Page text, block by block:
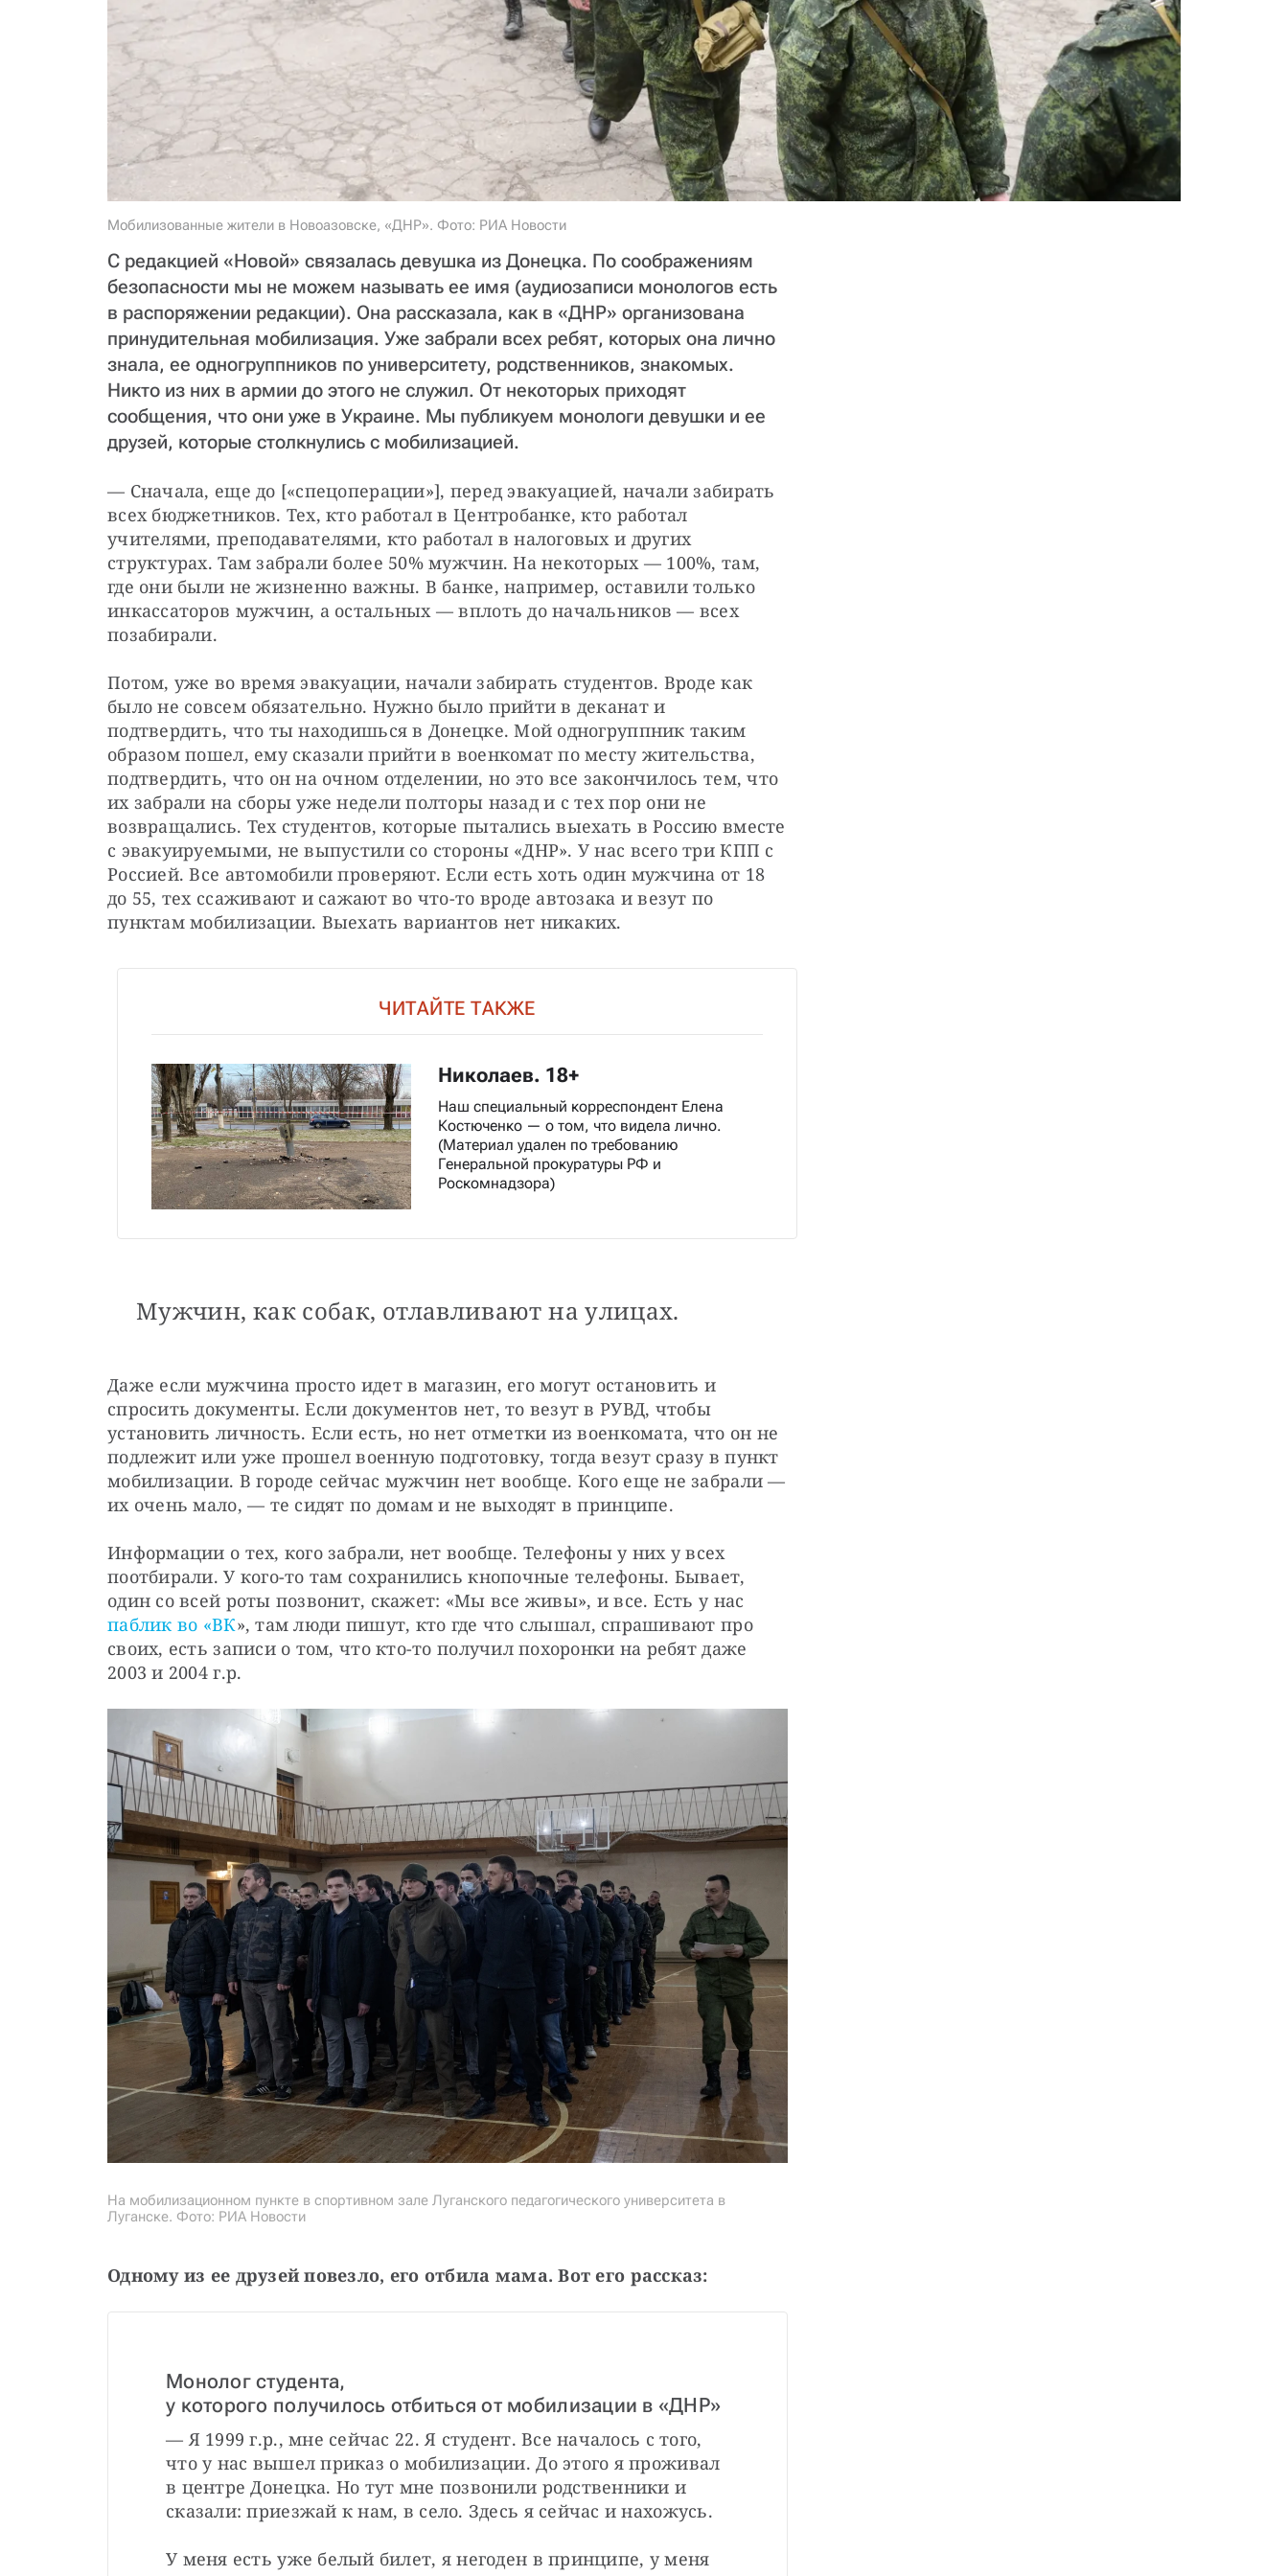
Мобилизованные жители в Новоазовске, «ДНР». Фото: РИА Новости
С редакцией «Новой» связалась девушка из Донецка. По соображениям
безопасности мы не можем называть ее имя (аудиозаписи монологов есть
в распоряжении редакции). Она рассказала, как в «ДНР» организована
принудительная мобилизация. Уже забрали всех ребят, которых она лично
знала, ее одногруппников по университету, родственников, знакомых.
Никто из них в армии до этого не служил. От некоторых приходят
сообщения, что они уже в Украине. Мы публикуем монологи девушки и ее
друзей, которые столкнулись с мобилизацией.
— Сначала, еще до [«спецоперации»], перед эвакуацией, начали забирать
всех бюджетников. Тех, кто работал в Центробанке, кто работал
учителями, преподавателями, кто работал в налоговых и других
структурах. Там забрали более 50% мужчин. На некоторых — 100%, там,
где они были не жизненно важны. В банке, например, оставили только
инкассаторов мужчин, а остальных — вплоть до начальников — всех
позабирали.
Потом, уже во время эвакуации, начали забирать студентов. Вроде как
было не совсем обязательно. Нужно было прийти в деканат и
подтвердить, что ты находишься в Донецке. Мой одногруппник таким
образом пошел, ему сказали прийти в военкомат по месту жительства,
подтвердить, что он на очном отделении, но это все закончилось тем, что
их забрали на сборы уже недели полторы назад и с тех пор они не
возвращались. Тех студентов, которые пытались выехать в Россию вместе
с эвакуируемыми, не выпустили со стороны «ДНР». У нас всего три КПП с
Россией. Все автомобили проверяют. Если есть хоть один мужчина от 18
до 55, тех ссаживают и сажают во что-то вроде автозака и везут по
пунктам мобилизации. Выехать вариантов нет никаких.
ЧИТАЙТЕ ТАКЖЕ
Николаев. 18+
Наш специальный корреспондент Елена
Костюченко — о том, что видела лично.
(Материал удален по требованию
Генеральной прокуратуры РФ и
Роскомнадзора)
Мужчин, как собак, отлавливают на улицах.
Даже если мужчина просто идет в магазин, его могут остановить и
спросить документы. Если документов нет, то везут в РУВД, чтобы
установить личность. Если есть, но нет отметки из военкомата, что он не
подлежит или уже прошел военную подготовку, тогда везут сразу в пункт
мобилизации. В городе сейчас мужчин нет вообще. Кого еще не забрали —
их очень мало, — те сидят по домам и не выходят в принципе.
Информации о тех, кого забрали, нет вообще. Телефоны у них у всех
поотбирали. У кого-то там сохранились кнопочные телефоны. Бывает,
один со всей роты позвонит, скажет: «Мы все живы», и все. Есть у нас
паблик во «ВК», там люди пишут, кто где что слышал, спрашивают про
своих, есть записи о том, что кто-то получил похоронки на ребят даже
2003 и 2004 г.р.
На мобилизационном пункте в спортивном зале Луганского педагогического университета в
Луганске. Фото: РИА Новости
Одному из ее друзей повезло, его отбила мама. Вот его рассказ:
Монолог студента,
у которого получилось отбиться от мобилизации в «ДНР»
— Я 1999 г.р., мне сейчас 22. Я студент. Все началось с того,
что у нас вышел приказ о мобилизации. До этого я проживал
в центре Донецка. Но тут мне позвонили родственники и
сказали: приезжай к нам, в село. Здесь я сейчас и нахожусь.
У меня есть уже белый билет, я негоден в принципе, у меня